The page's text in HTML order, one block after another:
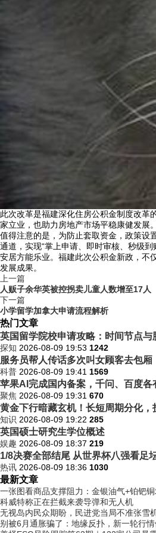
此次改革是福建深化住房公积金制度改革
家立业，也助力房地产市场平稳康健发展。
值得注意的是，为防止套取资金，政策设
通道，实现“掌上申请、即时审核、秒级到
安居方能乐业。福建此次公积金新政，不
发展成果。
上一篇
人贩子余华英被控拐卖儿童人数增至17人
下一篇
小学留学加拿大申请流程解析
热门文章
英国留学院校申请攻略：时间节点与
探知 2026-08-09 19:53 1242
服务员帮人传话多次叫女顾客去包厢
科普 2026-08-09 19:41 1569
苹果AI完成国内备案，千问、百度各
聚焦 2026-08-09 19:31 670
黄金下行暗藏玄机！长短周期分化，
知识 2026-08-09 19:22 285
英国硕士研究生学位概述
娱趣 2026-08-09 18:37 219
1/8决赛全部结尾 从世界杯八强看足
热讯 2026-08-09 18:36 1030
最新文章
一张图看商品支撑阻力：金银油气+铂钯
科威特称正在拦截来袭导弹和无人机
无视岛内民众期盼，民进党当局不准张雪
别被6月通胀骗了：地缘反扑，新一轮行